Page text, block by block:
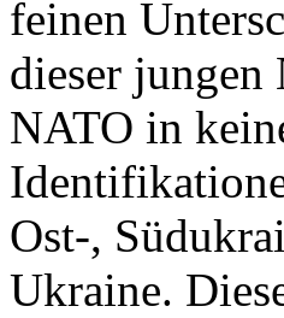
feinen
dieser
NATO in
Ost-,
Ukraine.